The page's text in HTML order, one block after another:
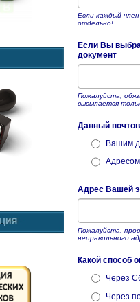
Если каждый
отдельно!
Если Вы
документ
Пожалуйста,
высылается
Данный
Вашим
Адрес Вашей
Пожалуйста,
неправильного
Какой способ
Через
Через